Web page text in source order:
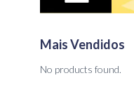
Mais Vendidos
No products found.